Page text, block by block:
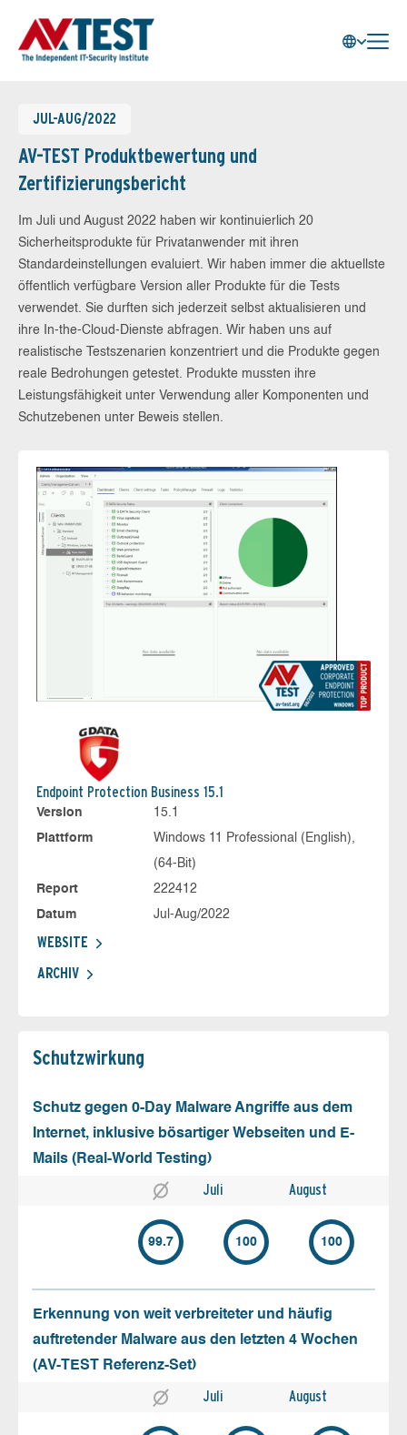
JUL-AUG/2022
AV-TEST Produktbewertung und
Zertifizierungsbericht
Im Juli und August 2022 haben wir kontinuierlich 20
Sicherheitsprodukte für Privatanwender mit ihren
Standardeinstellungen evaluiert. Wir haben immer die aktuellste
öffentlich verfügbare Version aller Produkte für die Tests
verwendet. Sie durften sich jederzeit selbst aktualisieren und
ihre In-the-Cloud-Dienste abfragen. Wir haben uns auf
realistische Testszenarien konzentriert und die Produkte gegen
reale Bedrohungen getestet. Produkte mussten ihre
Leistungsfähigkeit unter Verwendung aller Komponenten und
Schutzebenen unter Beweis stellen.
Endpoint Protection Business 15.1
Version
15.1
Plattform
Windows 11 Professional (English),
(64-Bit)
Report
222412
Datum
Jul-Aug/2022
WEBSITE
ARCHIV
Schutz­wirkung
Schutz gegen 0-Day Malware Angriffe aus dem
Internet, inklusive bösartiger Webseiten und E-
Mails (Real-World Testing)
Juli August
99.7 100 100
Erkennung von weit verbreiteter und häufig
auftretender Malware aus den letzten 4 Wochen
(AV-TEST Referenz-Set)
Juli August